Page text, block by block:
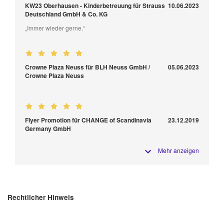
KW23 Oberhausen - Kinderbetreuung für Strauss
Deutschland GmbH & Co. KG
10.06.2023
„Immer wieder gerne.“
Crowne Plaza Neuss für BLH Neuss GmbH /
Crowne Plaza Neuss
05.06.2023
Flyer Promotion für CHANGE of Scandinavia
Germany GmbH
23.12.2019
Mehr anzeigen
Rechtlicher Hinweis